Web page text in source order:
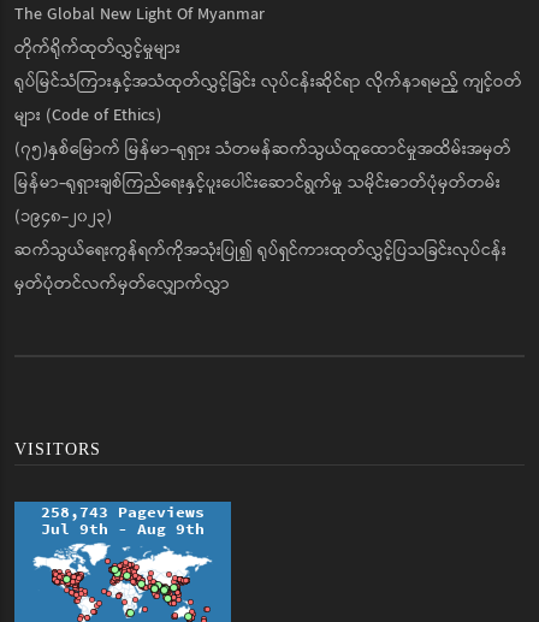
The Global New Light Of Myanmar
တိုက်ရိုက်ထုတ်လွှင့်မှုများ
ရုပ်မြင်သံကြားနှင့်အသံထုတ်လွှင့်ခြင်း လုပ်ငန်းဆိုင်ရာ လိုက်နာရမည့် ကျင့်ဝတ်
များ (Code of Ethics)
(၇၅)နှစ်မြောက် မြန်မာ-ရုရှား သံတမန်ဆက်သွယ်ထူထောင်မှုအထိမ်းအမှတ်
မြန်မာ-ရုရှားချစ်ကြည်ရေးနှင့်ပူးပေါင်းဆောင်ရွက်မှု သမိုင်းဓာတ်ပုံမှတ်တမ်း
(၁၉၄၈-၂၀၂၃)
ဆက်သွယ်ရေးကွန်ရက်ကိုအသုံးပြု၍ ရုပ်ရှင်ကားထုတ်လွှင့်ပြသခြင်းလုပ်ငန်း
မှတ်ပုံတင်လက်မှတ်လျှောက်လွှာ
VISITORS